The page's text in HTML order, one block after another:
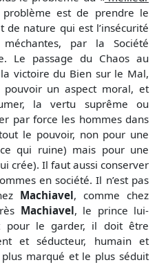
est de prendre le
de nature qui est l’insécurité
par la Société
Le passage du Chaos au
la victoire du Bien sur le Mal,
un aspect moral, et
la vertu suprême ou
par force les hommes dans
le pouvoir, non pour une
qui ruine) mais pour une
crée). Il faut aussi conserver
en société. Il n’est pas
Machiavel, comme chez
Machiavel, le prince lui-
pour le garder, il doit être
et séducteur, humain et
marqué et le plus séduit